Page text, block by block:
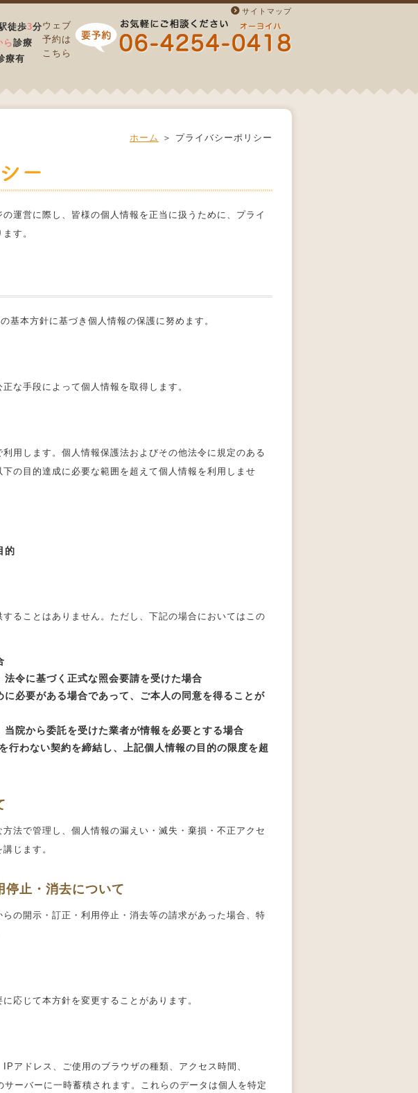
サイトマップ
徒歩3分
ら診療
療有
ウェブ
予約は
こちら
ホーム ＞ プライバシーポリシー
ー
運営に際し、皆様の個人情報を正当に扱うために、プライ
す。
基本方針に基づき個人情報の保護に努めます。
な手段によって個人情報を取得します。
用します。個人情報保護法およびその他法令に規定のある
の目的達成に必要な範囲を超えて個人情報を利用しませ
的
ることはありません。ただし、下記の場合においてはこの
令に基づく正式な照会要請を受けた場合
に必要がある場合であって、ご本人の同意を得ることが
院から委託を受けた業者が情報を必要とする場合
行わない契約を締結し、上記個人情報の目的の限度を超
法で管理し、個人情報の漏えい・滅失・棄損・不正アクセ
じます。
止・消去について
の開示・訂正・利用停止・消去等の請求があった場合、特
応じて本方針を変更することがあります。
アドレス、ご使用のブラウザの種類、アクセス時間、
ーバーに一時蓄積されます。これらのデータは個人を特定